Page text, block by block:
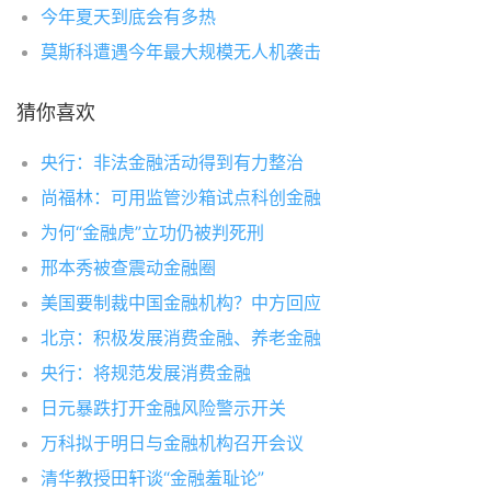
今年夏天到底会有多热
莫斯科遭遇今年最大规模无人机袭击
猜你喜欢
央行：非法金融活动得到有力整治
尚福林：可用监管沙箱试点科创金融
为何“金融虎”立功仍被判死刑
邢本秀被查震动金融圈
美国要制裁中国金融机构？中方回应
北京：积极发展消费金融、养老金融
央行：将规范发展消费金融
日元暴跌打开金融风险警示开关
万科拟于明日与金融机构召开会议
清华教授田轩谈“金融羞耻论”